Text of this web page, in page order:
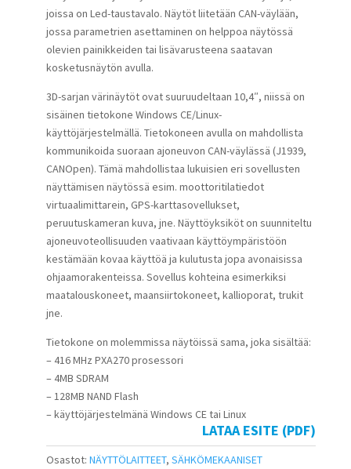
joissa on Led-taustavalo. Näytöt liitetään CAN-väylään,
jossa parametrien asettaminen on helppoa näytössä
olevien painikkeiden tai lisävarusteena saatavan
kosketusnäytön avulla.
3D-sarjan värinäytöt ovat suuruudeltaan 10,4″, niissä on
sisäinen tietokone Windows CE/Linux-
käyttöjärjestelmällä. Tietokoneen avulla on mahdollista
kommunikoida suoraan ajoneuvon CAN-väylässä (J1939,
CANOpen). Tämä mahdollistaa lukuisien eri sovellusten
näyttämisen näytössä esim. moottoritilatiedot
virtuaalimittarein, GPS-karttasovellukset,
peruutuskameran kuva, jne. Näyttöyksiköt on suunniteltu
ajoneuvoteollisuuden vaativaan käyttöympäristöön
kestämään kovaa käyttöä ja kulutusta jopa avonaisissa
ohjaamorakenteissa. Sovellus kohteina esimerkiksi
maatalouskoneet, maansiirtokoneet, kallioporat, trukit
jne.
Tietokone on molemmissa näytöissä sama, joka sisältää:
– 416 MHz PXA270 prosessori
– 4MB SDRAM
– 128MB NAND Flash
– käyttöjärjestelmänä Windows CE tai Linux
LATAA ESITE (PDF)
Osastot: NÄYTTÖLAITTEET, SÄHKÖMEKAANISET